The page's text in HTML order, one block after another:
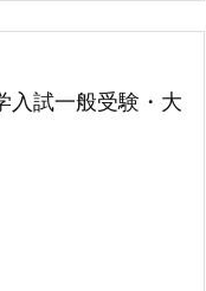
入試一般受験・大